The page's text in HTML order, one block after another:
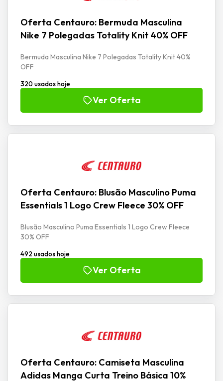
Oferta Centauro: Bermuda Masculina
Nike 7 Polegadas Totality Knit 40% OFF
Bermuda Masculina Nike 7 Polegadas Totality Knit 40%
OFF
320 usados hoje
Ver Oferta
Oferta Centauro: Blusão Masculino Puma
Essentials 1 Logo Crew Fleece 30% OFF
Blusão Masculino Puma Essentials 1 Logo Crew Fleece
30% OFF
492 usados hoje
Ver Oferta
Oferta Centauro: Camiseta Masculina
Adidas Manga Curta Treino Básica 10%